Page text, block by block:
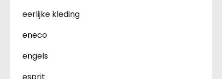
eerlijke kleding
eneco
engels